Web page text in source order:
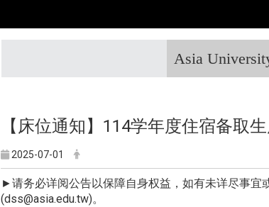
Asia
【床位通知】114学年度住宿备取
2025-07-01
►请务必详阅公告以保障自身权益，如有未详尽事宜
(dss@asia.edu.tw)。